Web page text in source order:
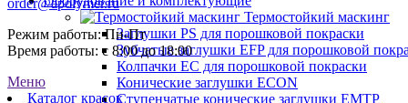
Термостойкий маскинг
Заглушки PS для порошковой покраски
Зубчатые заглушки EFP для порошковой
Колпачки ЕС для порошковой покраски
Конические заглушки ECON
Ступенчатые конические заглушки EMTP
order@apolymer.ru
Режим работы: Пн-Пт
Время работы: с 8:00 до 18:00
Меню
Каталог красок